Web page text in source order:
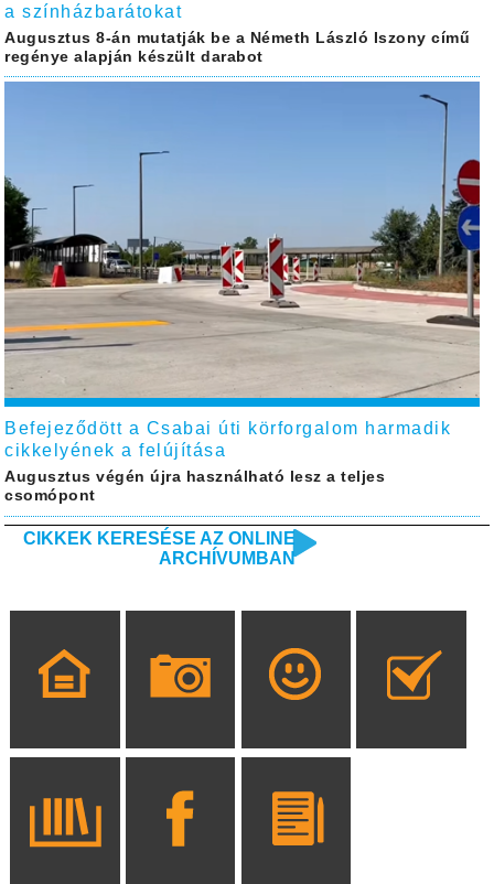
a színházbarátokat
Augusztus 8-án mutatják be a Németh László Iszony című
regénye alapján készült darabot
Befejeződött a Csabai úti körforgalom harmadik
cikkelyének a felújítása
Augusztus végén újra használható lesz a teljes
csomópont
CIKKEK KERESÉSE AZ ONLINE
ARCHÍVUMBAN